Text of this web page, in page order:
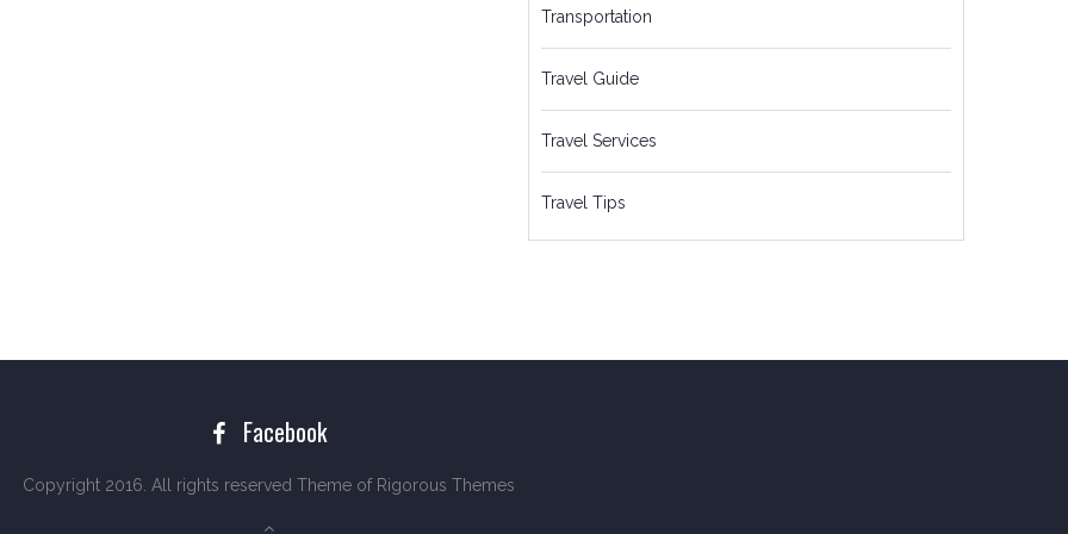
Transportation
Travel Guide
Travel Services
Travel Tips
Facebook
Copyright 2016. All rights reserved Theme of Rigorous Themes